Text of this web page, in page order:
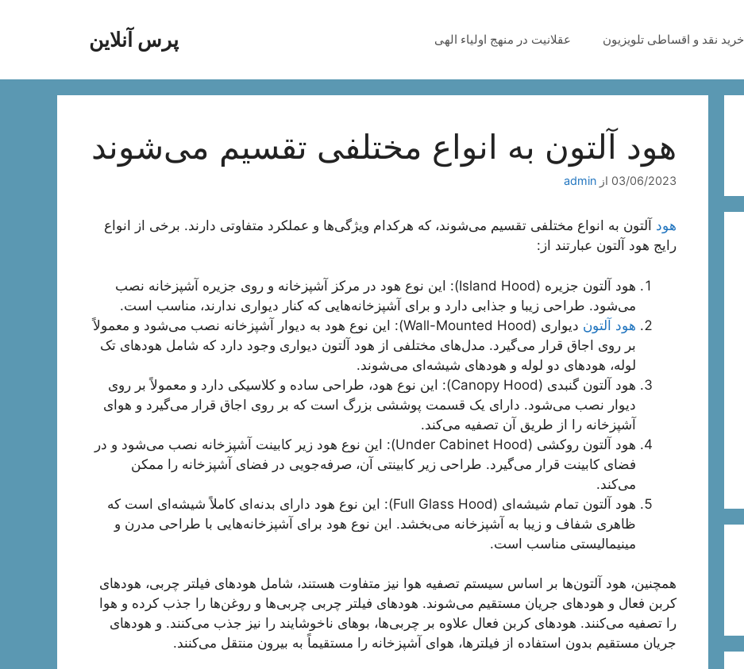
پرس آنلاین خرید نقد و اقساطی تلویزیون عقلانیت در منهج اولیاء الهی
هود آلتون به انواع مختلفی تقسیم می‌شوند
03/06/2023 از admin
هود آلتون به انواع مختلفی تقسیم می‌شوند، که هرکدام ویژگی‌ها و عملکرد متفاوتی دارند. برخی از انواع
رایج هود آلتون عبارتند از:
هود آلتون جزیره (Island Hood): این نوع هود در مرکز آشپزخانه و روی جزیره آشپزخانه نصب
می‌شود. طراحی زیبا و جذابی دارد و برای آشپزخانه‌هایی که کنار دیواری ندارند، مناسب است.
هود آلتون
دیواری (Wall-Mounted Hood): این نوع هود به دیوار آشپزخانه نصب می‌شود و معمولاً
بر روی اجاق قرار می‌گیرد. مدل‌های مختلفی از هود آلتون دیواری وجود دارد که شامل هود‌های تک
لوله، هود‌های دو لوله و هود‌های شیشه‌ای می‌شوند.
هود آلتون گنبدی (Canopy Hood): این نوع هود، طراحی ساده و کلاسیکی دارد و معمولاً بر روی
دیوار نصب می‌شود. دارای یک قسمت پوششی بزرگ است که بر روی اجاق قرار می‌گیرد و هوای
آشپزخانه را از طریق آن تصفیه می‌کند.
هود آلتون روکشی (Under Cabinet Hood): این نوع هود زیر کابینت آشپزخانه نصب می‌شود و در
فضای کابینت قرار می‌گیرد. طراحی زیر کابینتی آن، صرفه‌جویی در فضای آشپزخانه را ممکن
می‌کند.
هود آلتون تمام شیشه‌ای (Full Glass Hood): این نوع هود دارای بدنه‌ای کاملاً شیشه‌ای است که
ظاهری شفاف و زیبا به آشپزخانه می‌بخشد. این نوع هود برای آشپزخانه‌هایی با طراحی مدرن و
مینیمالیستی مناسب است.
همچنین، هود آلتون‌ها بر اساس سیستم تصفیه هوا نیز متفاوت هستند، شامل هودهای فیلتر چربی، هودهای
کربن فعال و هودهای جریان مستقیم می‌شوند. هودهای فیلتر چربی چربی‌ها و روغن‌ها را جذب کرده و هوا
را تصفیه می‌کنند. هودهای کربن فعال علاوه بر چربی‌ها، بوهای ناخوشایند را نیز جذب می‌کنند. و هودهای
جریان مستقیم بدون استفاده از فیلترها، هوای آشپزخانه را مستقیماً به بیرون منتقل می‌کنند.